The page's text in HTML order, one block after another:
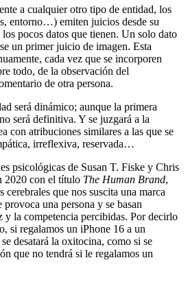
a cualquier otro tipo de entidad, los
entorno…) emiten juicios desde su
pocos datos que tienen. Un solo dato
un primer juicio de imagen. Esta
cada vez que se incorporen
todo, de la observación del
de otra persona.
será dinámico; aunque la primera
será definitiva. Y se juzgará a la
con atribuciones similares a las que se
irreflexiva, reservada…
psicológicas de Susan T. Fiske y Chris
2020 con el título The Human Brand,
cerebrales que nos suscita una marca
provoca una persona y se basan
y la competencia percibidas. Por decirlo
si regalamos un iPhone 16 a un
desatará la oxitocina, como si se
que no tendrá si le regalamos un